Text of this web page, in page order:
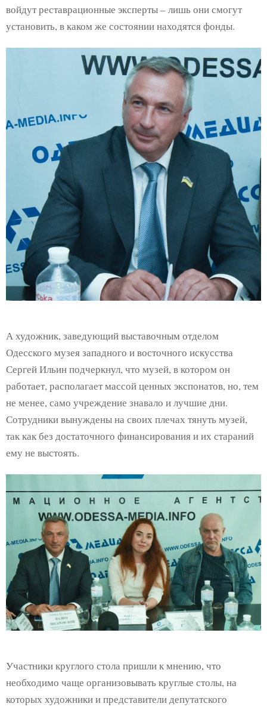
войдут реставрационные эксперты – лишь они смогут
установить, в каком же состоянии находятся фонды.
А художник, заведующий выставочным отделом
Одесского музея западного и восточного искусства
Сергей Ильин подчеркнул, что музей, в котором он
работает, располагает массой ценных экспонатов, но, тем
не менее, само учреждение знавало и лучшие дни.
Сотрудники вынуждены на своих плечах тянуть музей,
так как без достаточного финансирования и их стараний
ему не выстоять.
Участники круглого стола пришли к мнению, что
необходимо чаще организовывать круглые столы, на
которых художники и представители депутатского